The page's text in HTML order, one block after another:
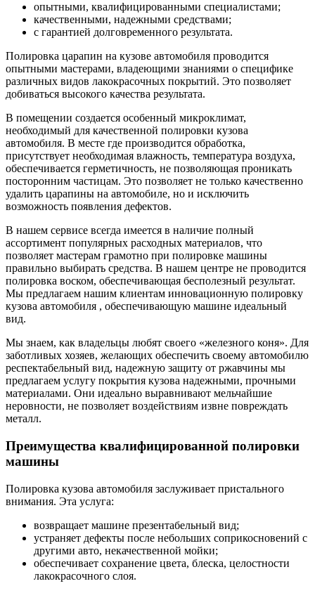
опытными, квалифицированными специалистами;
качественными, надежными средствами;
с гарантией долговременного результата.
Полировка царапин на кузове автомобиля проводится
опытными мастерами, владеющими знаниями о специфике
различных видов лакокрасочных покрытий. Это позволяет
добиваться высокого качества результата.
В помещении создается особенный микроклимат,
необходимый для качественной полировки кузова
автомобиля. В месте где производится обработка,
присутствует необходимая влажность, температура воздуха,
обеспечивается герметичность, не позволяющая проникать
посторонним частицам. Это позволяет не только качественно
удалить царапины на автомобиле, но и исключить
возможность появления дефектов.
В нашем сервисе всегда имеется в наличие полный
ассортимент популярных расходных материалов, что
позволяет мастерам грамотно при полировке машины
правильно выбирать средства. В нашем центре не проводится
полировка воском, обеспечивающая бесполезный результат.
Мы предлагаем нашим клиентам инновационную полировку
кузова автомобиля , обеспечивающую машине идеальный
вид.
Мы знаем, как владельцы любят своего «железного коня». Для
заботливых хозяев, желающих обеспечить своему автомобилю
респектабельный вид, надежную защиту от ржавчины мы
предлагаем услугу покрытия кузова надежными, прочными
материалами. Они идеально выравнивают мельчайшие
неровности, не позволяет воздействиям извне повреждать
металл.
Преимущества квалифицированной полировки
машины
Полировка кузова автомобиля заслуживает пристального
внимания. Эта услуга:
возвращает машине презентабельный вид;
устраняет дефекты после небольших соприкосновений с
другими авто, некачественной мойки;
обеспечивает сохранение цвета, блеска, целостности
лакокрасочного слоя.